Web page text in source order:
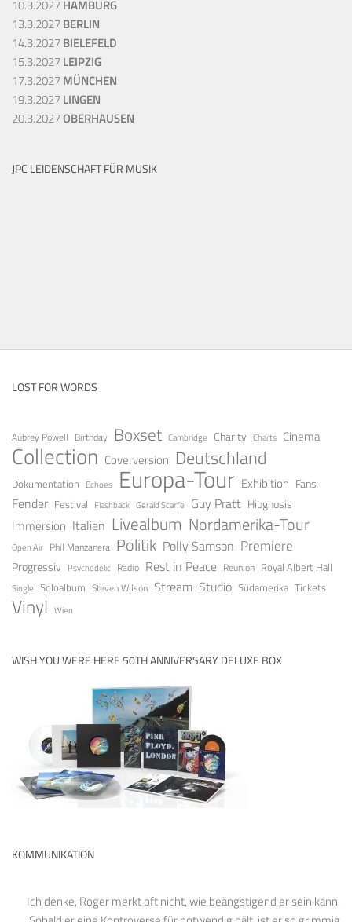
10.3.2027HAMBURG
13.3.2027BERLIN
14.3.2027BIELEFELD
15.3.2027LEIPZIG
17.3.2027MÜNCHEN
19.3.2027LINGEN
20.3.2027OBERHAUSEN
JPC LEIDENSCHAFT FÜR MUSIK
LOST FOR WORDS
Aubrey Powell Birthday Boxset Cambridge Charity Charts Cinema
Collection Coverversion Deutschland
Dokumentation Echoes Europa-Tour Exhibition Fans
Fender Festival Flashback Gerald Scarfe Guy Pratt Hipgnosis
Immersion Italien Livealbum Nordamerika-Tour
Open Air Phil Manzanera Politik Polly Samson Premiere
Progressiv Psychedelic Radio Rest in Peace Reunion Royal Albert Hall
Single Soloalbum Steven Wilson Stream Studio Südamerika Tickets
Vinyl Wien
WISH YOU WERE HERE 50TH ANNIVERSARY DELUXE BOX
KOMMUNIKATION
Ich denke, Roger merkt oft nicht, wie beängstigend er sein kann.